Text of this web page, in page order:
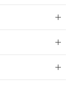
を完了
りま